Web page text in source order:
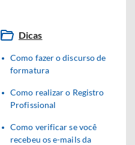
Dicas
Como fazer o discurso de
formatura
Como realizar o Registro
Profissional
Como verificar se você
recebeu os e-mails da